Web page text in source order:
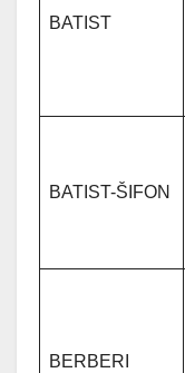
BATIST
BATIST-ŠIFON
BERBERI